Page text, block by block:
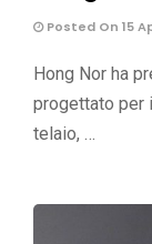
Posted On 15
Hong Nor ha
progettato per
telaio, …